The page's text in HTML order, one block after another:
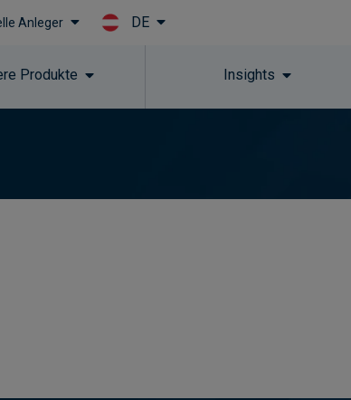
Skip to main content
Anleger DE
Produkte Insights